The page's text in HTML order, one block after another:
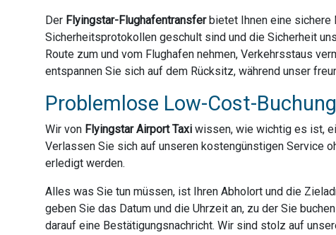
Der Flyingstar-Flughafentransferbietet Ihnen eine sichere
Sicherheitsprotokollen geschult sind und die Sicherheit
Route zum und vom Flughafen nehmen, Verkehrsstaus
entspannen Sie sich auf dem Rücksitz, während unser
Problemlose Low-Cost-
Wir von Flyingstar Airport Taxi wissen, wie wichtig es ist,
Verlassen Sie sich auf unseren kostengünstigen Service
erledigt werden.
Alles was Sie tun müssen, ist Ihren Abholort und die
geben Sie das Datum und die Uhrzeit an, zu der Sie
darauf eine Bestätigungsnachricht. Wir sind stolz auf